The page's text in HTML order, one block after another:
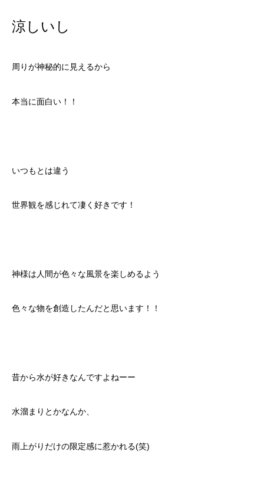
涼しいし
周りが神秘的に見えるから
本当に面白い！！
いつもとは違う
世界観を感じれて凄く好きです！
神様は人間が色々な風景を楽しめるよう
色々な物を創造したんだと思います！！
昔から水が好きなんですよねーー
水溜まりとかなんか、
雨上がりだけの限定感に惹かれる(笑)